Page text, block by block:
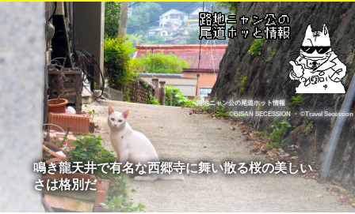
路地ニャン公の尾道ホット情報
©BISAN SECESSION
・©Travel Secession
鳴き龍天井で有名な西郷寺に舞い散る桜の美しい
さは格別だ